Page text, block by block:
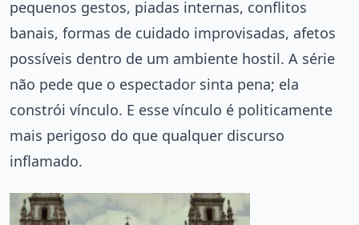
pequenos gestos, piadas internas, conflitos
banais, formas de cuidado improvisadas, afetos
possíveis dentro de um ambiente hostil. A série
não pede que o espectador sinta pena; ela
constrói vínculo. E esse vínculo é politicamente
mais perigoso do que qualquer discurso
inflamado.